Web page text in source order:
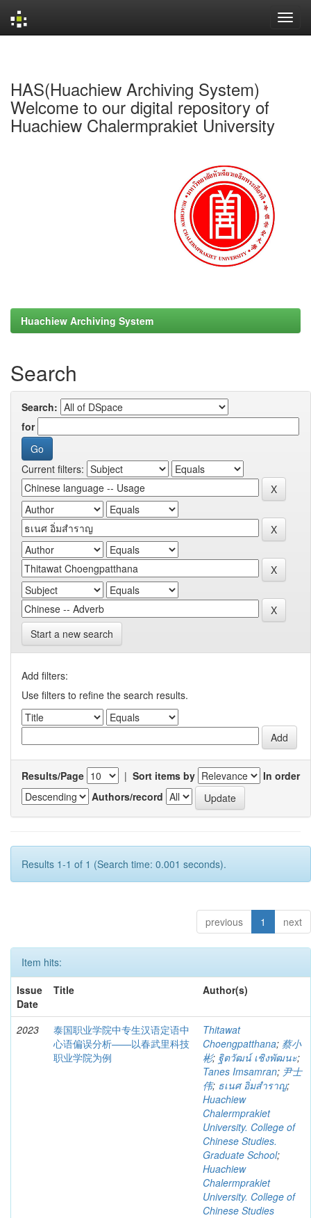
HAS(Huachiew Archiving System)
Welcome to our digital repository of
Huachiew Chalermprakiet University
Huachiew Archiving System
Search
Search:
for
Current filters:
Start a new search
Add filters:
Use filters to refine the search results.
Results/Page | Sort items by
In order
Authors/record
Results 1-1 of 1 (Search time: 0.001 seconds).
previous 1 next
Item hits:
Issue
Date
Title Author(s)
2023
泰国职业学院中专生汉语定语中
心语偏误分析——以春武里科技
职业学院为例
Thitawat
Choengpatthana; 蔡小
彬; ฐิตวัฒน์ เชิงพัฒนะ;
Tanes Imsamran; 尹士
伟; ธเนศ อิ่มสำราญ;
Huachiew
Chalermprakiet
University. College of
Chinese Studies.
Graduate School;
Huachiew
Chalermprakiet
University. College of
Chinese Studies